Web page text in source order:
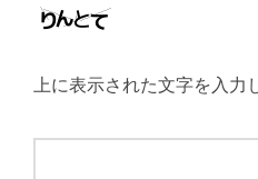
上に表示された文字を入力